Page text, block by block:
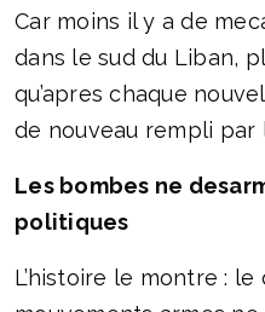
Car moins il y a de
dans le sud du Liban,
qu’apres chaque
de nouveau rempli par
Les bombes ne
politiques
L’histoire le montre :